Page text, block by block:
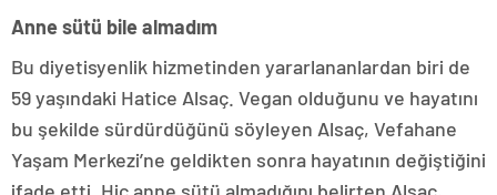
Anne sütü bile almadım
Bu diyetisyenlik hizmetinden yararlananlardan biri de
59 yaşındaki Hatice Alsaç. Vegan olduğunu ve hayatını
bu şekilde sürdürdüğünü söyleyen Alsaç, Vefahane
Yaşam Merkezi’ne geldikten sonra hayatının değiştiğini
ifade etti. Hiç anne sütü almadığını belirten Alsaç,